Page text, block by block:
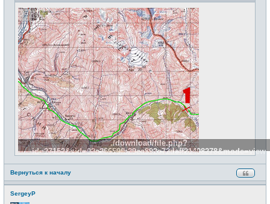
./download/file.php?
id=27152&sid=02a26659fb29ea892c72deff21408278&mode=view
Вернуться к началу
SergeyP